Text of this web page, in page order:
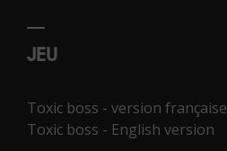
JEU
Toxic boss - version française
Toxic boss - English version